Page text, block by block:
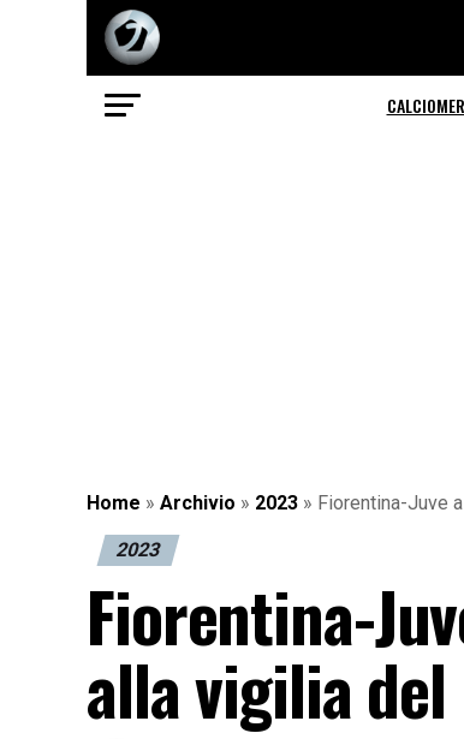
Home » Archivio » 2023 » Fiorentina-Juve
2023
Fiorentina-
alla vigilia